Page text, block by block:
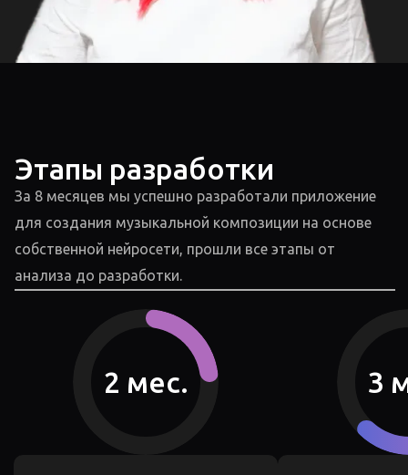
Этапы разработки
За 8 месяцев мы успешно разработали приложение
для создания музыкальной композиции на основе
собственной нейросети, прошли все этапы от
анализа до разработки.
2 мес. 3